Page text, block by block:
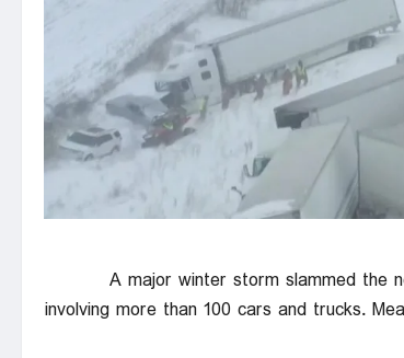
A major winter storm slammed the
involving more than 100 cars and trucks.